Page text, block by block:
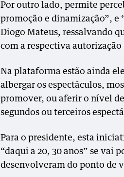
Por outro lado, permite
promoção e dinamização”, e
Diogo Mateus, ressalvando
com a respectiva autorização
Na plataforma estão ainda
albergar os espectáculos,
promover, ou aferir o nível
segundos ou terceiros
Para o presidente, esta
“daqui a 20, 30 anos” se vai
desenvolveram do ponto de